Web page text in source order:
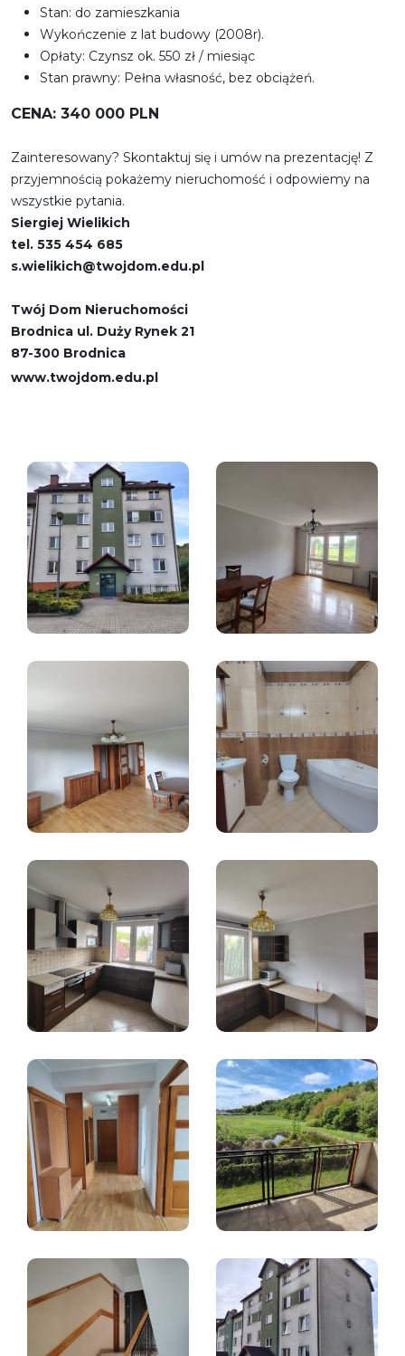
Stan: do zamieszkania
Wykończenie z lat budowy (2008r).
Opłaty: Czynsz ok. 550 zł / miesiąc
Stan prawny: Pełna własność, bez obciążeń.
CENA: 340 000 PLN
Zainteresowany? Skontaktuj się i umów na prezentację! Z
przyjemnością pokażemy nieruchomość i odpowiemy na
wszystkie pytania.
Siergiej Wielikich
tel. 535 454 685
s.wielikich@twojdom.edu.pl
Twój Dom Nieruchomości
Brodnica ul. Duży Rynek 21
87-300 Brodnica
www.twojdom.edu.pl